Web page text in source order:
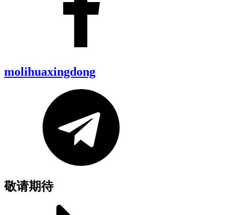
molihuaxingdong
敬请期待